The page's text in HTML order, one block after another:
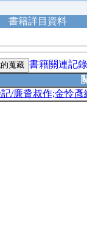
書籍詳目資料
書籍關連記錄
記/廉脀叔作;金怜